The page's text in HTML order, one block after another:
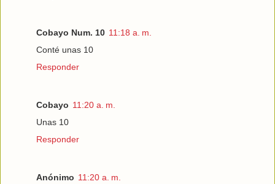
Cobayo Num. 10 11:18 a. m.
Conté unas 10
Responder
Cobayo 11:20 a. m.
Unas 10
Responder
Anónimo 11:20 a. m.